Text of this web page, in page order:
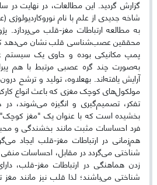
شاخه جدیدی از علم با نام
به مطالعه ارتباطات مغز-قلب
محققین عصب‌شناسی قلب نشان می‌دهد که
پمپ مکانیکی بوده و حاوی یک
به‌صورت چند گره عصبی مرتبط با هم
آرایش یافته‌اند. به­علاوه، تولید و ترشح
مولکول‌های کوچک مغزی که باعث انواع
تفکر، تصمیم‌گیری و انگیزه می‌شوند،
بخشیده است که با عنوان یک "مغز
فرد احساسات مثبت مانند بخشندگی و
هم‌زمانی در ارتباطات مغز-قلب ایجاد
شناختی می‌گردد در مقابل، احساسات منفی
زدن هماهنگی در ارتباطات مغز-قلب،
شناختی می‌باشند؛ لذا قلب نیز مانند مغز